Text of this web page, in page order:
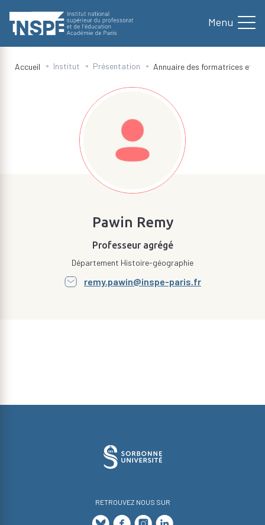
contenu
principal
Accueil Institut Présentation Annuaire des formatrices et
Pawin Remy
Professeur agrégé
Département Histoire-géographie
remy.pawin@inspe-paris.fr
RETROUVEZ NOUS SUR